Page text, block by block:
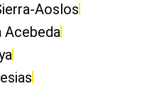
Aoslos
Acebeda